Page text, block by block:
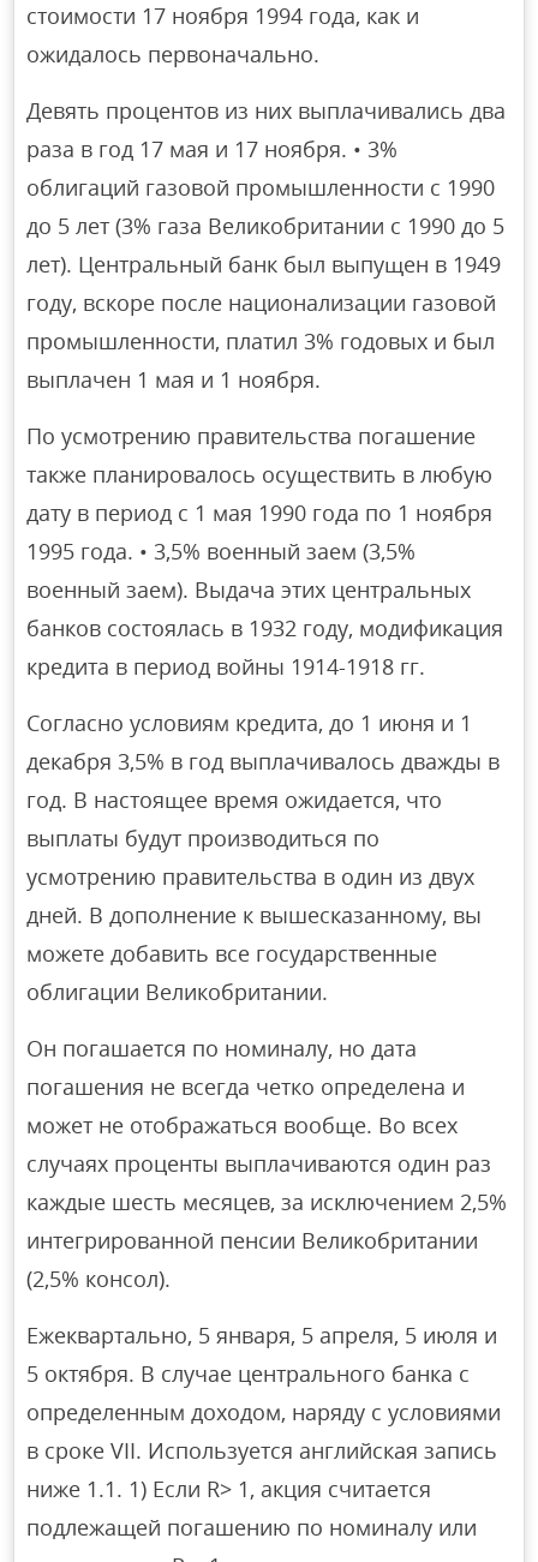
стоимости 17 ноября 1994 года, как и
ожидалось первоначально.
Девять процентов из них выплачивались два
раза в год 17 мая и 17 ноября. • 3%
облигаций газовой промышленности с 1990
до 5 лет (3% газа Великобритании с 1990 до 5
лет). Центральный банк был выпущен в 1949
году, вскоре после национализации газовой
промышленности, платил 3% годовых и был
выплачен 1 мая и 1 ноября.
По усмотрению правительства погашение
также планировалось осуществить в любую
дату в период с 1 мая 1990 года по 1 ноября
1995 года. • 3,5% военный заем (3,5%
военный заем). Выдача этих центральных
банков состоялась в 1932 году, модификация
кредита в период войны 1914-1918 гг.
Согласно условиям кредита, до 1 июня и 1
декабря 3,5% в год выплачивалось дважды в
год. В настоящее время ожидается, что
выплаты будут производиться по
усмотрению правительства в один из двух
дней. В дополнение к вышесказанному, вы
можете добавить все государственные
облигации Великобритании.
Он погашается по номиналу, но дата
погашения не всегда четко определена и
может не отображаться вообще. Во всех
случаях проценты выплачиваются один раз
каждые шесть месяцев, за исключением 2,5%
интегрированной пенсии Великобритании
(2,5% консол).
Ежеквартально, 5 января, 5 апреля, 5 июля и
5 октября. В случае центрального банка с
определенным доходом, наряду с условиями
в сроке VII. Используется английская запись
ниже 1.1. 1) Если R> 1, акция считается
подлежащей погашению по номиналу или